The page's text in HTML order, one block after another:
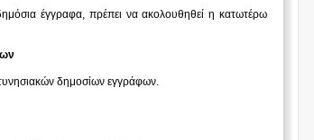
έγγραφα, πρέπει να ακολουθηθεί η κατωτέρω
δημοσίων εγγράφων.